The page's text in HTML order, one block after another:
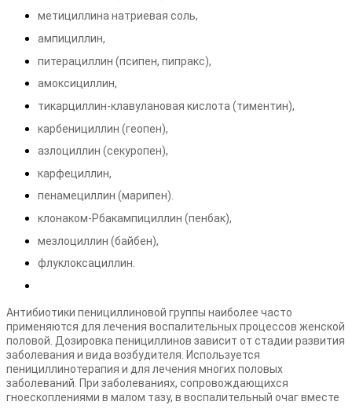
метициллина натриевая соль,
ампициллин,
питерациллин (псипен, пипракс),
амоксициллин,
тикарциллин-клавулановая кислота (тиментин),
карбенициллин (геопен),
азлоциллин (секуропен),
карфециллин,
пенамециллин (марипен).
клонаком-Рбакампициллин (пенбак),
мезлоциллин (байбен),
флуклоксациллин.
Антибиотики пенициллиновой группы наиболее часто
применяются для лечения воспалительных процессов женской
половой. Дозировка пенициллинов зависит от стадии развития
заболевания и вида возбудителя. Используется
пенициллинотерапия и для лечения многих половых
заболеваний. При заболеваниях, сопровождающихся
гноескоплениями в малом тазу, в воспалительный очаг вместе